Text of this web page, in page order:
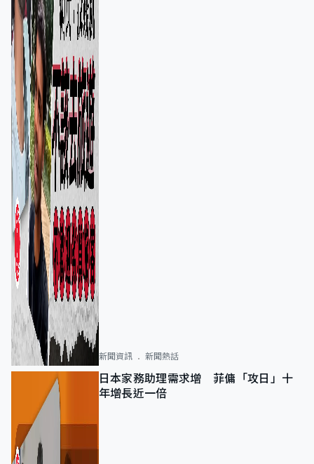
新聞資訊 新聞熱話
日本家務助理需求增 菲傭「攻日」十
年增長近一倍